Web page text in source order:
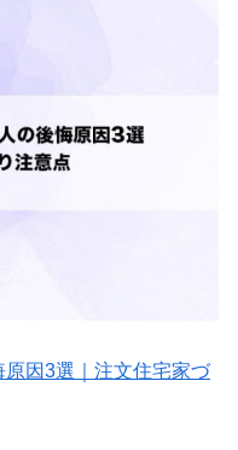
因3選｜注文住宅家づ